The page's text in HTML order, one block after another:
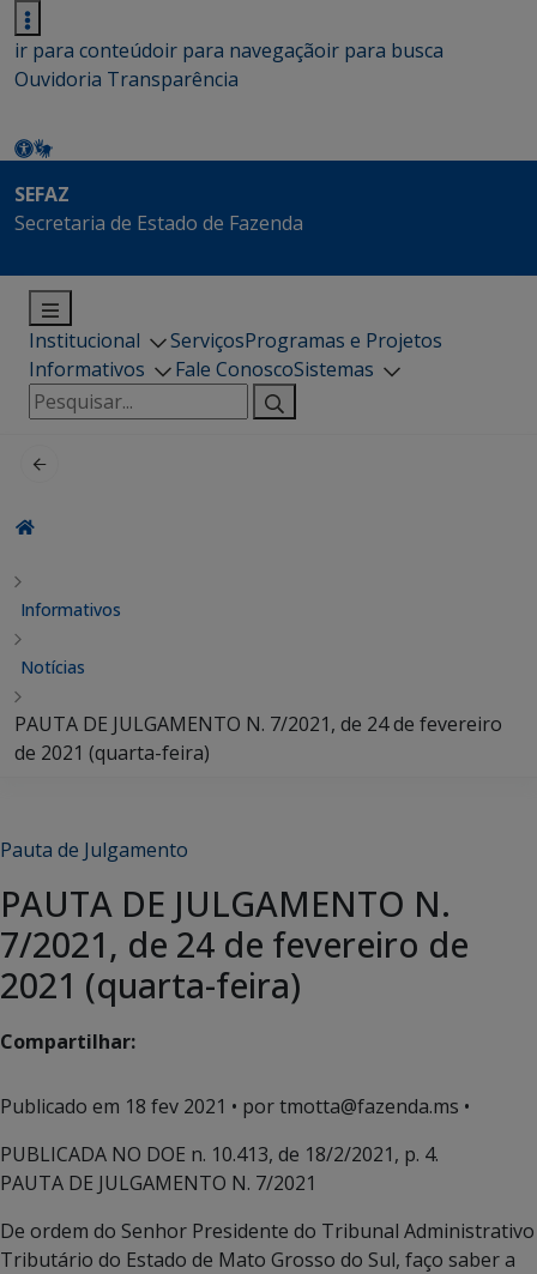
ir para conteúdoir para navegaçãoir para busca
Ouvidoria Transparência
SEFAZ
Secretaria de Estado de Fazenda
Institucional ServiçosProgramas e Projetos
Informativos
Fale ConoscoSistemas
Pesquisar
por:
Informativos
Notícias
PAUTA DE JULGAMENTO N. 7/2021, de 24 de fevereiro
de 2021 (quarta-feira)
Pauta de Julgamento
PAUTA DE JULGAMENTO N.
7/2021, de 24 de fevereiro de
2021 (quarta-feira)
Compartilhar:
Publicado em 18 fev 2021 • por tmotta@fazenda.ms •
PUBLICADA NO DOE n. 10.413, de 18/2/2021, p. 4.
PAUTA DE JULGAMENTO N. 7/2021
De ordem do Senhor Presidente do Tribunal Administrativo
Tributário do Estado de Mato Grosso do Sul, faço saber a